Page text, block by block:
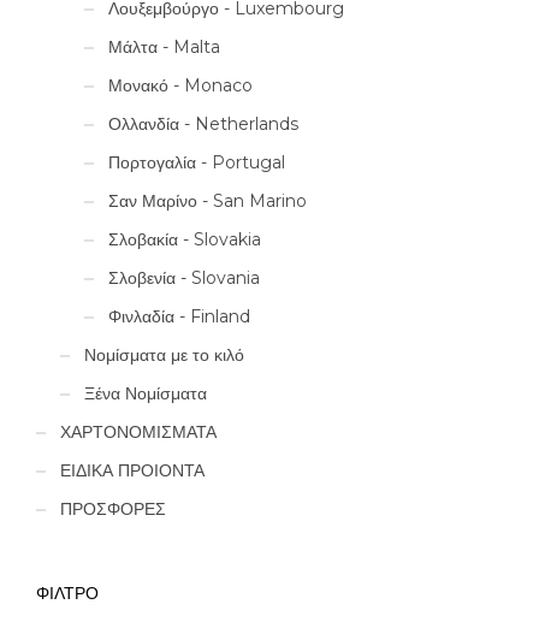
Λουξεμβούργο - Luxembourg
Μάλτα - Malta
Μονακό - Monaco
Ολλανδία - Netherlands
Πορτογαλία - Portugal
Σαν Μαρίνο - San Marino
Σλοβακία - Slovakia
Σλοβενία - Slovania
Φινλαδία - Finland
Νομίσματα με το κιλό
Ξένα Νομίσματα
ΧΑΡΤΟΝΟΜΙΣΜΑΤΑ
ΕΙΔΙΚΑ ΠΡΟΙΟΝΤΑ
ΠΡΟΣΦΟΡΕΣ
ΦΙΛΤΡΟ